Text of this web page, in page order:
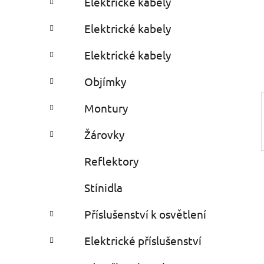
r
i
s
Elektrické kabely
Elektrické kabely
Objímky
Montury
Žárovky
Reflektory
Stínidla
Příslušenství k osvětlení
Elektrické příslušenství